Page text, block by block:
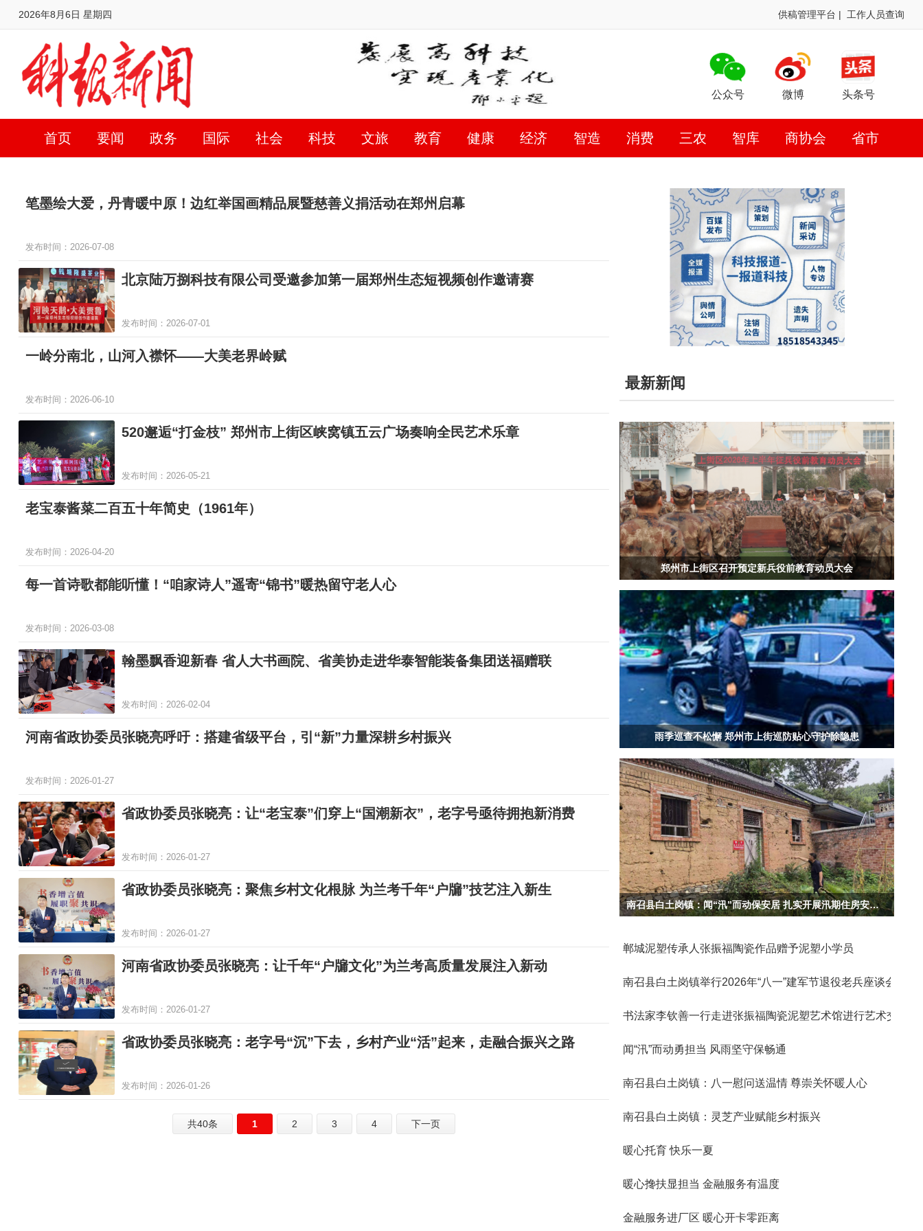
2026年8月6日 星期四 供稿管理平台 | 工作人员查询
公众号 微博 头条号
首页 要闻 政务 国际 社会 科技 文旅 教育 健康 经济 智造 消费 三农 智库 商协会 省市
笔墨绘大爱，丹青暖中原！边红举国画精品展暨慈善义捐活动在郑州启幕
发布时间：2026-07-08
北京陆万捌科技有限公司受邀参加第一届郑州生态短视频创作邀请赛
发布时间：2026-07-01
一岭分南北，山河入襟怀——大美老界岭赋
发布时间：2026-06-10
520邂逅“打金枝” 郑州市上街区峡窝镇五云广场奏响全民艺术乐章
发布时间：2026-05-21
老宝泰酱菜二百五十年简史（1961年）
发布时间：2026-04-20
每一首诗歌都能听懂！“咱家诗人”遥寄“锦书”暖热留守老人心
发布时间：2026-03-08
翰墨飘香迎新春 省人大书画院、省美协走进华泰智能装备集团送福赠联
发布时间：2026-02-04
河南省政协委员张晓亮呼吁：搭建省级平台，引“新”力量深耕乡村振兴
发布时间：2026-01-27
省政协委员张晓亮：让“老宝泰”们穿上“国潮新衣”，老字号亟待拥抱新消费
发布时间：2026-01-27
省政协委员张晓亮：聚焦乡村文化根脉 为兰考千年“户牖”技艺注入新生
发布时间：2026-01-27
河南省政协委员张晓亮：让千年“户牖文化”为兰考高质量发展注入新动
发布时间：2026-01-27
省政协委员张晓亮：老字号“沉”下去，乡村产业“活”起来，走融合振兴之路
发布时间：2026-01-26
共40条 1 2 3 4 下一页
最新新闻
郑州市上街区召开预定新兵役前教育动员大会
雨季巡查不松懈 郑州市上街巡防贴心守护除隐患
南召县白土岗镇：闻“汛”而动保安居 扎实开展汛期住房安全排查工作
郸城泥塑传承人张振福陶瓷作品赠予泥塑小学员
南召县白土岗镇举行2026年“八一”建军节退役老兵座谈会
书法家李钦善一行走进张振福陶瓷泥塑艺术馆进行艺术交流活
闻“汛”而动勇担当 风雨坚守保畅通
南召县白土岗镇：八一慰问送温情 尊崇关怀暖人心
南召县白土岗镇：灵芝产业赋能乡村振兴
暖心托育 快乐一夏
暖心搀扶显担当 金融服务有温度
金融服务进厂区 暖心开卡零距离